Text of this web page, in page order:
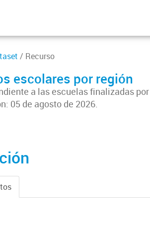
/ Recurso
escolares por región
a las escuelas finalizadas
05 de agosto de 2026.